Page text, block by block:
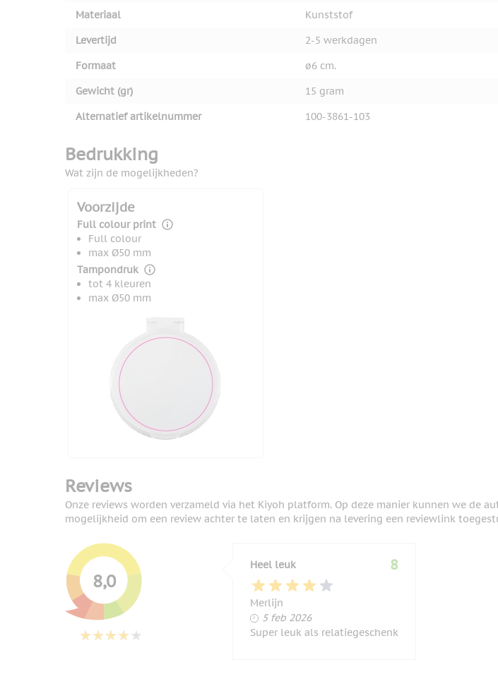
Materiaal
Kunststof
Levertijd
2-5 werkdagen
Formaat
ø6 cm.
Gewicht (gr)
15 gram
Alternatief artikelnummer
100-3861-103
Bedrukking
Wat zijn de mogelijkheden?
Voorzijde
Full colour print
Full colour
max Ø50 mm
Tampondruk
tot 4 kleuren
max Ø50 mm
Reviews
Onze reviews worden verzameld via het Kiyoh platform. Op deze manier kunnen we de
mogelijkheid om een review achter te laten en krijgen na levering een reviewlink
8,0
Heel leuk
Merlijn
5 februari 2026
5 feb 2026
8
Super leuk als relatiegeschenk